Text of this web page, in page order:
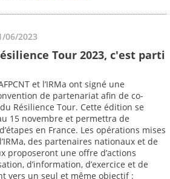
06/2023
Tour 2023, c'est parti
et l’IRMa ont signé une
de partenariat afin de co-
Résilience Tour. Cette édition se
15 novembre et permettra de
en France. Les opérations mises
des partenaires nationaux et de
proposeront une offre d’actions
d’information, d’exercice et de
vers un seul et même objectif :